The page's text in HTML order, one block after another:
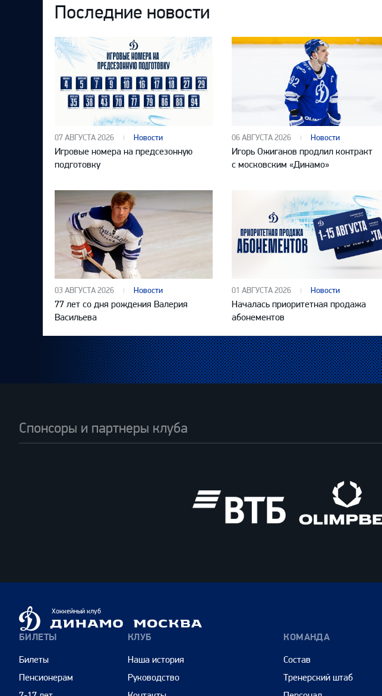
Последние новости
07 АВГУСТА 2026 Новости
Игровые номера на предсезонную
подготовку
06 АВГУСТА 2026 Новости
Игорь Ожиганов продлил контракт
с московским «Динамо»
03 АВГУСТА 2026 Новости
77 лет со дня рождения Валерия
Васильева
01 АВГУСТА 2026 Новости
Началась приоритетная продажа
абонементов
Спонсоры и партнеры клуба
Динамо
Москва
Хоккейный клуб
БИЛЕТЫ
Билеты
Пенсионерам
КЛУБ
Наша история
Руководство
КОМАНДА
Состав
Тренерский штаб